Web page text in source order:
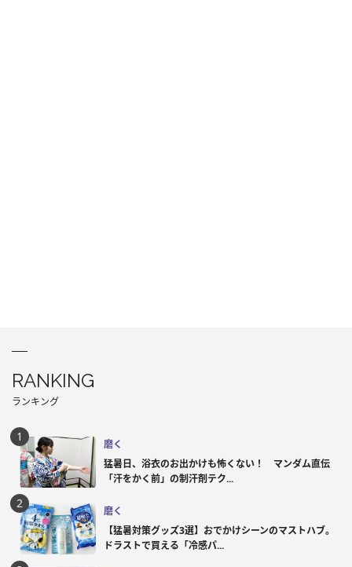
RANKING
ランキング
磨く
猛暑日、浴衣のお出かけも怖くない！ マンダム直伝
「汗をかく前」の制汗剤テク...
磨く
【猛暑対策グッズ3選】おでかけシーンのマストハブ。
ドラストで買える「冷感パ...